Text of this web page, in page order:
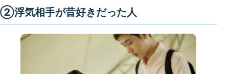
②浮気相手が昔好きだった人